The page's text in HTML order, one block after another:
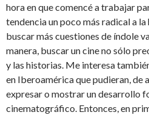
hora en que comencé a trabajar
tendencia un poco más radical a
buscar más cuestiones de índole
manera, buscar un cine no sólo
y las historias. Me interesa
en Iberoamérica que pudieran, de
expresar o mostrar un desarrollo
cinematográfico. Entonces, en